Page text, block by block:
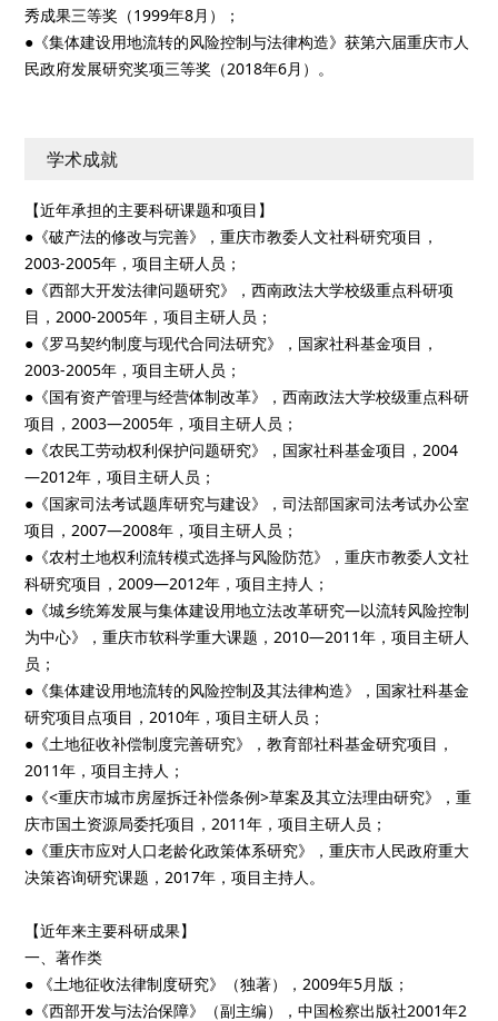
秀成果三等奖（1999年8月）；
●《集体建设用地流转的风险控制与法律构造》获第六届重庆市人
民政府发展研究奖项三等奖（2018年6月）。
学术成就
【近年承担的主要科研课题和项目】
●《破产法的修改与完善》，重庆市教委人文社科研究项目，
2003-2005年，项目主研人员；
●《西部大开发法律问题研究》，西南政法大学校级重点科研项
目，2000-2005年，项目主研人员；
●《罗马契约制度与现代合同法研究》，国家社科基金项目，
2003-2005年，项目主研人员；
●《国有资产管理与经营体制改革》，西南政法大学校级重点科研
项目，2003—2005年，项目主研人员；
●《农民工劳动权利保护问题研究》，国家社科基金项目，2004
—2012年，项目主研人员；
●《国家司法考试题库研究与建设》，司法部国家司法考试办公室
项目，2007—2008年，项目主研人员；
●《农村土地权利流转模式选择与风险防范》，重庆市教委人文社
科研究项目，2009—2012年，项目主持人；
●《城乡统筹发展与集体建设用地立法改革研究—以流转风险控制
为中心》，重庆市软科学重大课题，2010—2011年，项目主研人
员；
●《集体建设用地流转的风险控制及其法律构造》，国家社科基金
研究项目点项目，2010年，项目主研人员；
●《土地征收补偿制度完善研究》，教育部社科基金研究项目，
2011年，项目主持人；
●《<重庆市城市房屋拆迁补偿条例>草案及其立法理由研究》，重
庆市国土资源局委托项目，2011年，项目主研人员；
●《重庆市应对人口老龄化政策体系研究》，重庆市人民政府重大
决策咨询研究课题，2017年，项目主持人。
【近年来主要科研成果】
一、著作类
● 《土地征收法律制度研究》（独著），2009年5月版；
●《西部开发与法治保障》（副主编），中国检察出版社2001年2